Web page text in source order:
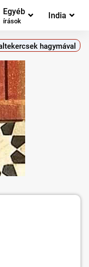
Egyéb
írások
India
hagymával